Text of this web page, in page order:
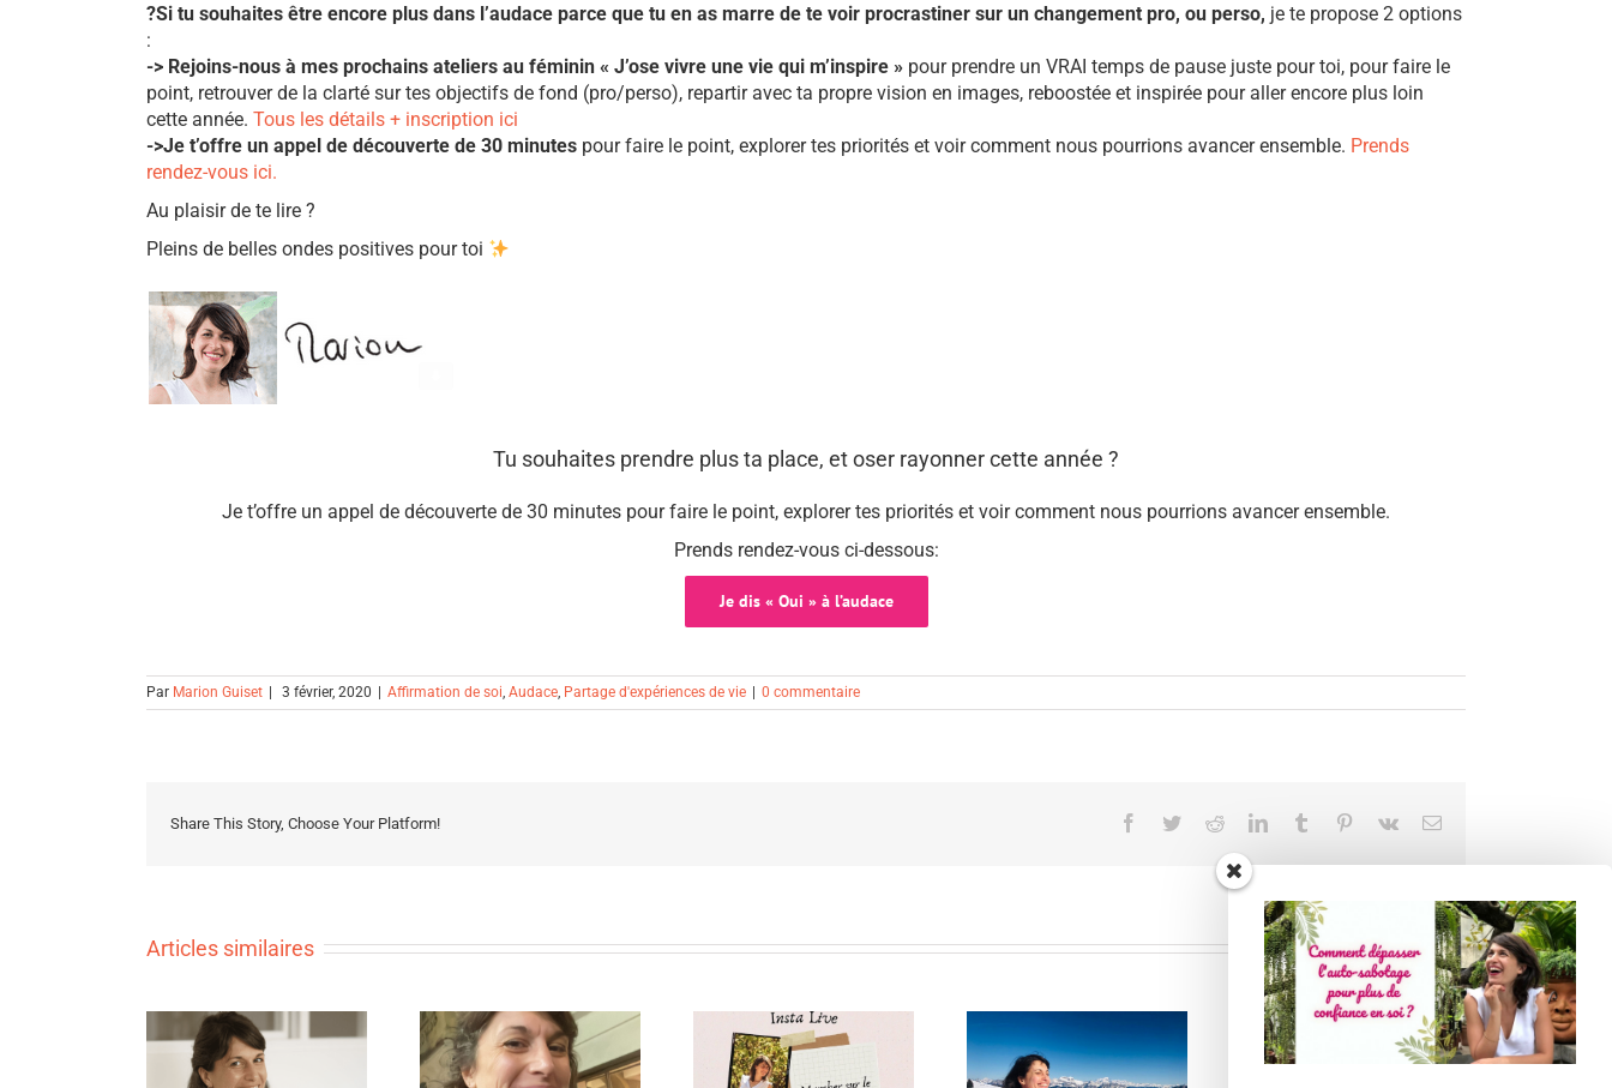
?Si tu souhaites être encore plus dans l’audace parce que tu en as marre de te voir procrastiner sur un changement pro, ou perso, je te propose 2 options
:
-> Rejoins-nous à mes prochains ateliers au féminin « J’ose vivre une vie qui m’inspire » pour prendre un VRAI temps de pause juste pour toi, pour faire le
point, retrouver de la clarté sur tes objectifs de fond (pro/perso), repartir avec ta propre vision en images, reboostée et inspirée pour aller encore plus loin
cette année. Tous les détails + inscription ici
->Je t’offre un appel de découverte de 30 minutes pour faire le point, explorer tes priorités et voir comment nous pourrions avancer ensemble. Prends
rendez-vous ici.
Au plaisir de te lire ?
Pleins de belles ondes positives pour toi
Tu souhaites prendre plus ta place, et oser rayonner cette année ?
Je t’offre un appel de découverte de 30 minutes pour faire le point, explorer tes priorités et voir comment nous pourrions avancer ensemble.
Prends rendez-vous ci-dessous:
Je dis « Oui » à l’audace
Par Marion Guiset | 3 février, 2020 | Affirmation de soi Audace Partage d'expériences de vie | 0 commentaire
Share This Story, Choose Your Platform! Facebook
TwitterRedditLinkedInTumblr Pinterest
Vk Email
Articles similaires